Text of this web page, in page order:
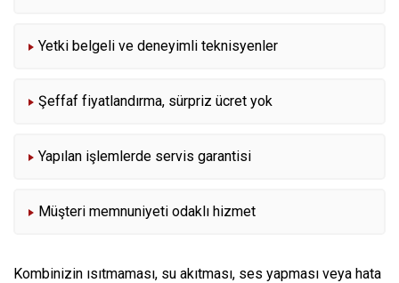
Yetki belgeli ve deneyimli teknisyenler
Şeffaf fiyatlandırma, sürpriz ücret yok
Yapılan işlemlerde servis garantisi
Müşteri memnuniyeti odaklı hizmet
Kombinizin ısıtmaması, su akıtması, ses yapması veya hata